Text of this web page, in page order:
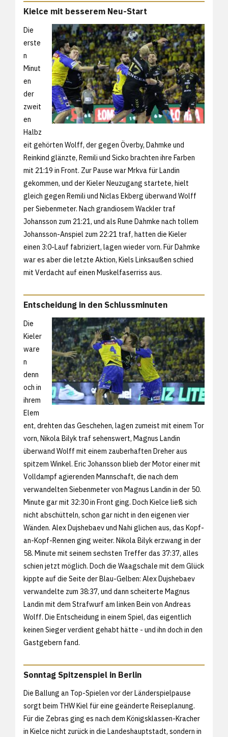
Kielce mit besserem Neu-Start
Die
erste
n
Minut
en
der
zweit
en
Halbz
eit gehörten Wolff, der gegen Överby, Dahmke und
Reinkind glänzte, Remili und Sicko brachten ihre Farben
mit 21:19 in Front. Zur Pause war Mrkva für Landin
gekommen, und der Kieler Neuzugang startete, hielt
gleich gegen Remili und Niclas Ekberg überwand Wolff
per Siebenmeter. Nach grandiosem Wackler traf
Johansson zum 21:21, und als Rune Dahmke nach tollem
Johansson-Anspiel zum 22:21 traf, hatten die Kieler
einen 3:0-Lauf fabriziert, lagen wieder vorn. Für Dahmke
war es aber die letzte Aktion, Kiels Linksaußen schied
mit Verdacht auf einen Muskelfaserriss aus.
Entscheidung in den Schlussminuten
Die
Kieler
ware
n
denn
och in
ihrem
Elem
ent, drehten das Geschehen, lagen zumeist mit einem Tor
vorn, Nikola Bilyk traf sehenswert, Magnus Landin
überwand Wolff mit einem zauberhaften Dreher aus
spitzem Winkel. Eric Johansson blieb der Motor einer mit
Volldampf agierenden Mannschaft, die nach dem
verwandelten Siebenmeter von Magnus Landin in der 50.
Minute gar mit 32:30 in Front ging. Doch Kielce ließ sich
nicht abschütteln, schon gar nicht in den eigenen vier
Wänden. Alex Dujshebaev und Nahi glichen aus, das Kopf-
an-Kopf-Rennen ging weiter. Nikola Bilyk erzwang in der
58. Minute mit seinem sechsten Treffer das 37:37, alles
schien jetzt möglich. Doch die Waagschale mit dem Glück
kippte auf die Seite der Blau-Gelben: Alex Dujshebaev
verwandelte zum 38:37, und dann scheiterte Magnus
Landin mit dem Strafwurf am linken Bein von Andreas
Wolff. Die Entscheidung in einem Spiel, das eigentlich
keinen Sieger verdient gehabt hätte - und ihn doch in den
Gastgebern fand.
Sonntag Spitzenspiel in Berlin
Die Ballung an Top-Spielen vor der Länderspielpause
sorgt beim THW Kiel für eine geänderte Reiseplanung.
Für die Zebras ging es nach dem Königsklassen-Kracher
in Kielce nicht zurück in die Landeshauptstadt, sondern in